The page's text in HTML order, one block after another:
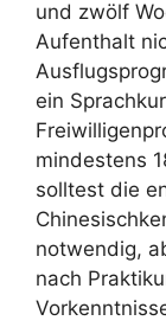
und zwölf
Aufenthalt
ein
mindestens
solltest die
notwendig,
nach